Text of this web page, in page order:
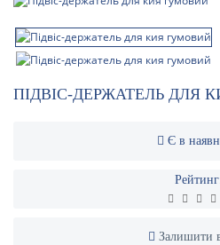
ПІДВІС-ДЕРЖАТЕЛЬ ДЛЯ
Є в
Залишити